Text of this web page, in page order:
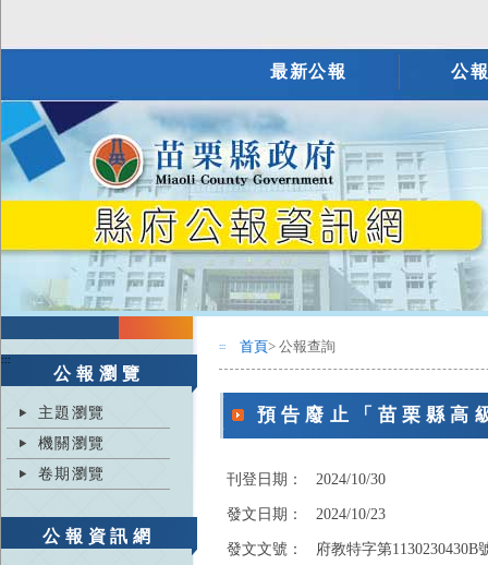
最新公報 公
:::
公報瀏覽
主題瀏覽
機關瀏覽
卷期瀏覽
公報資訊網
::: 首頁> 公報查詢
預告廢止「苗栗縣高
刊登日期：
2024/10/30
發文日期：
2024/10/23
發文文號：
府教特字第1130230430B